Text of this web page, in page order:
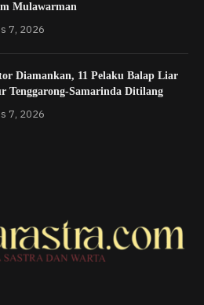
Mulawarman
7, 2026
Diamankan, 11 Pelaku Balap Liar
Tenggarong-Samarinda Ditilang
7, 2026